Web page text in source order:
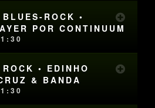
ROCK •
POR CONTINUUM
• EDINHO
& BANDA